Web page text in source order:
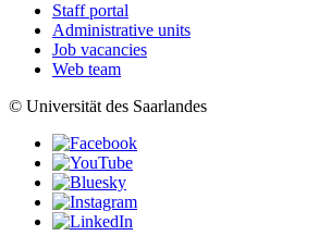
Staff portal
Administrative units
Job vacancies
Web team
© Universität des Saarlandes